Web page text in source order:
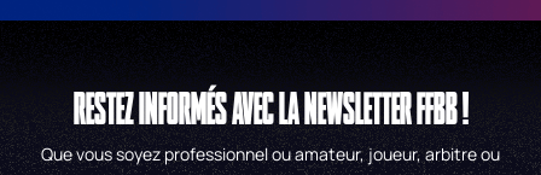
RESTEZ INFORMÉS AVEC LA NEWSLETTER FFBB !
Que vous soyez professionnel ou amateur, joueur, arbitre ou